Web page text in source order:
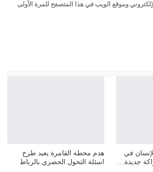
وموقع الويب في هذا المتصفح للمرة الأولى
في
جديدة…
هدم محطة القامرة يعيد طرح
اسئلة التحول الحضري بالرباط